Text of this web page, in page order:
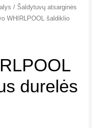
/ Šaldytuvų atsarginės
WHIRLPOOL šaldiklio
durelės